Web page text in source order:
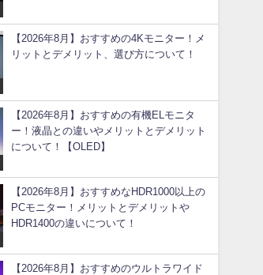
【2026年8月】おすすめの4Kモニター！メ
リットとデメリット、選び方について！
【2026年8月】おすすめの有機ELモニタ
ー！液晶との違いやメリットとデメリット
について！【OLED】
【2026年8月】おすすめなHDR1000以上の
PCモニター！メリットとデメリットや
HDR1400の違いについて！
【2026年8月】おすすめのウルトラワイド